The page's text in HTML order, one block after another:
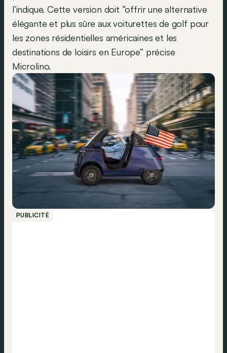
l’indique. Cette version doit “offrir une alternative
élégante et plus sûre aux voiturettes de golf pour
les zones résidentielles américaines et les
destinations de loisirs en Europe” précise
Microlino.
PUBLICITÉ